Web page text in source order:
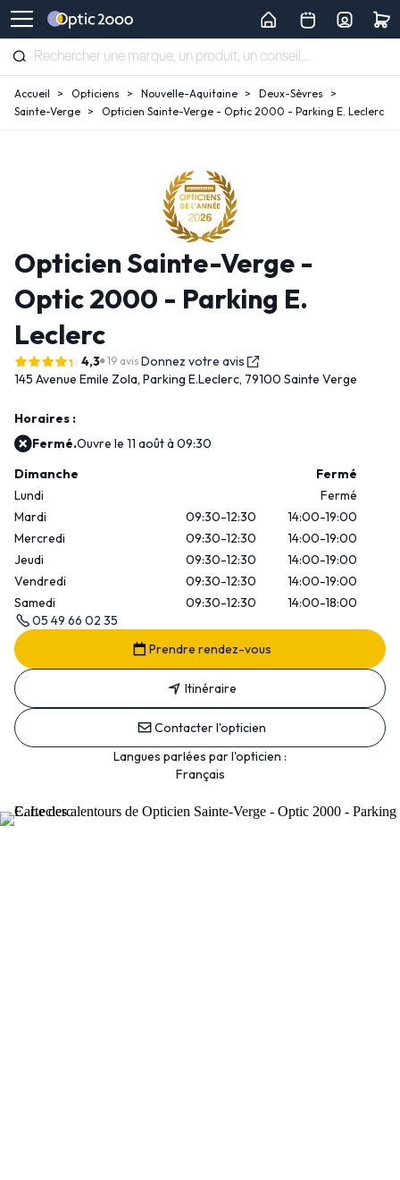
Accueil Opticiens Nouvelle-Aquitaine
Deux-Sèvres
Sainte-Verge
Opticien Sainte-Verge - Optic 2000 - Parking E. Leclerc
Opticien Sainte-Verge -
Optic 2000 - Parking E.
Leclerc
4,3 19 avis Donnez votre avis
145 Avenue Emile Zola, Parking E.Leclerc, 79100 Sainte Verge
Horaires :
Fermé.Ouvre le 11 août à 09:30
Dimanche
Fermé
Lundi
Fermé
Mardi
09:30-12:30
14:00-19:00
Mercredi
09:30-12:30
14:00-19:00
Jeudi
09:30-12:30
14:00-19:00
Vendredi
09:30-12:30
14:00-19:00
Samedi
09:30-12:30
14:00-18:00
05 49 66 02 35
Prendre rendez-vous
Itinéraire
Contacter l'opticien
Langues parlées par l'opticien :
Français